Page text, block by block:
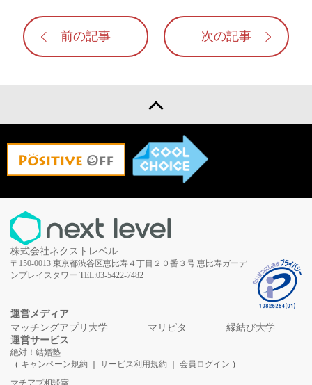
前の記事 次の記事
株式会社ネクストレベル
〒150-0013 東京都渋谷区恵比寿４丁目２０番３号 恵比寿ガーデ
ンプレイスタワー TEL:03-5422-7482
運営メディア
マッチングアプリ大学
マリピタ
縁結び大学
運営サービス
絶対！結婚塾
（ キャンペーン規約 サービス利用規約 会員ログイン ）